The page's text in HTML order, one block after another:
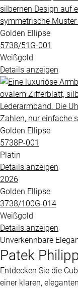
Golden Ellipse
5738​/51G​-001
Weißgold
Details anzeigen
Golden Ellipse
5738P​-001
Platin
Details anzeigen
2026
Golden Ellipse
3738​/100G​-014
Weißgold
Details anzeigen
Unverkennbare
Patek
Entdecken Sie die
einer klaren,